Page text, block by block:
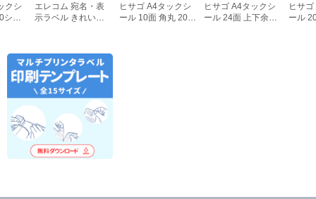
エレコム 宛名・表
示ラベル きれい貼
ヒサゴ A4タックシ
ール 10面 角丸 20シ
ヒサゴ A4タックシ
ール 24面 上下余白
ヒサ
ール
クシ
ー